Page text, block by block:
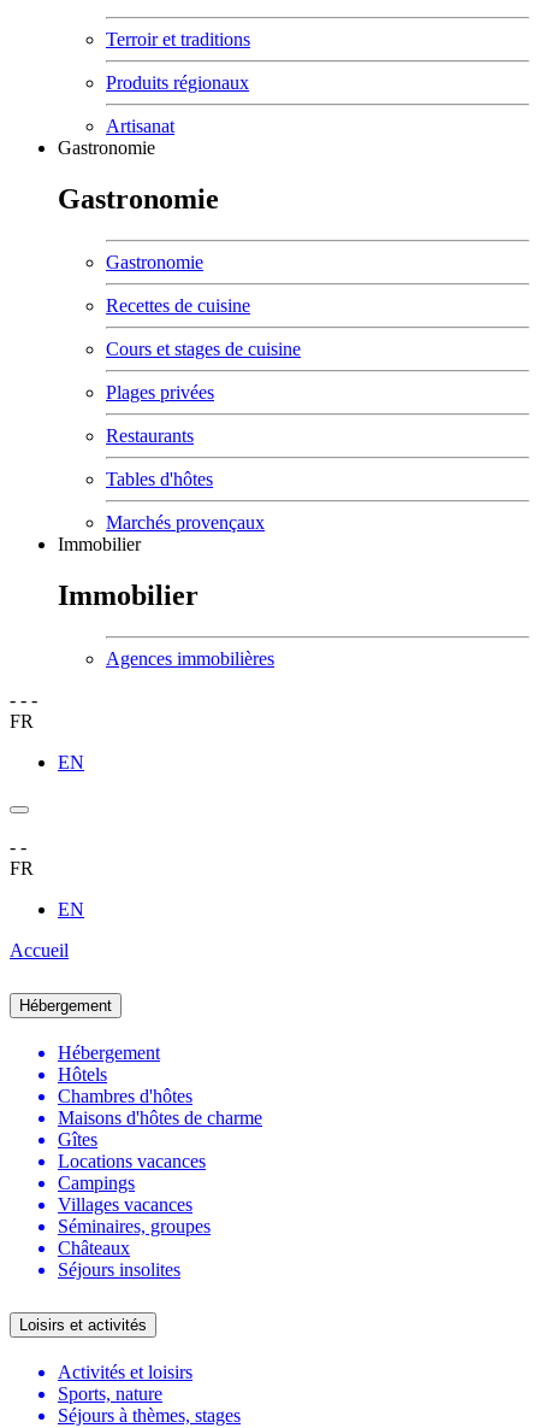
Terroir et traditions
Produits régionaux
Artisanat
Gastronomie
Gastronomie
Gastronomie
Recettes de cuisine
Cours et stages de cuisine
Plages privées
Restaurants
Tables d'hôtes
Marchés provençaux
Immobilier
Immobilier
Agences immobilières
- - -
FR
EN
- -
FR
EN
Accueil
Hébergement
Hébergement
Hôtels
Chambres d'hôtes
Maisons d'hôtes de charme
Gîtes
Locations vacances
Campings
Villages vacances
Séminaires, groupes
Châteaux
Séjours insolites
Loisirs et activités
Activités et loisirs
Sports, nature
Séjours à thèmes, stages